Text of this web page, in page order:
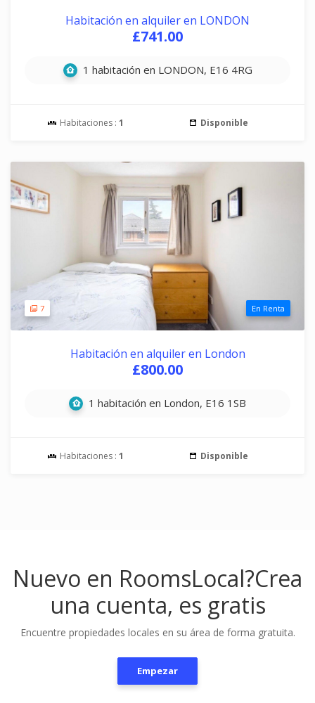
Habitación en alquiler en LONDON
£741.00
1 habitación en LONDON, E16 4RG
Habitaciones : 1 Disponible
7 En Renta
Habitación en alquiler en London
£800.00
1 habitación en London, E16 1SB
Habitaciones : 1 Disponible
Nuevo en RoomsLocal?Crea
una cuenta, es gratis
Encuentre propiedades locales en su área de forma gratuita.
Empezar